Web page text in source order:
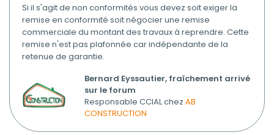
Si il s'agit de non conformités vous devez soit exiger la
remise en conformité soit négocier une remise
commerciale du montant des travaux à reprendre. Cette
remise n'est pas plafonnée car indépendante de la
retenue de garantie.
Bernard Eyssautier, fraîchement arrivé
sur le forum
Responsable CCIAL chez AB
CONSTRUCTION